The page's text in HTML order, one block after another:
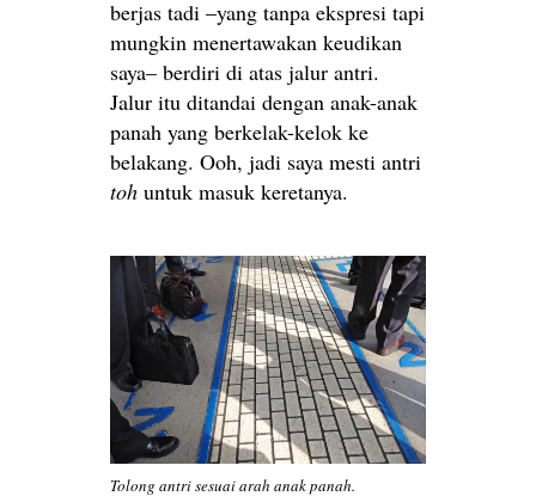
berjas tadi –yang tanpa ekspresi tapi
mungkin menertawakan keudikan
saya– berdiri di atas jalur antri.
Jalur itu ditandai dengan anak-anak
panah yang berkelak-kelok ke
belakang. Ooh, jadi saya mesti antri
toh untuk masuk keretanya.
Tolong antri sesuai arah anak panah.